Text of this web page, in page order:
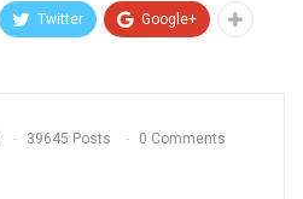
Twitter Google+
39645 Posts 0 Comments